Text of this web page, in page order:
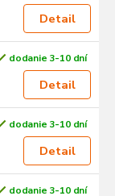
Detail
dodanie 3-10 dní
Detail
dodanie 3-10 dní
Detail
dodanie 3-10 dní